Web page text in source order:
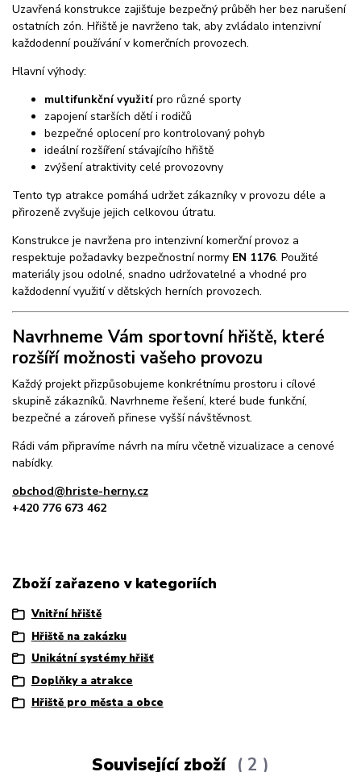
Uzavřená konstrukce zajišťuje bezpečný průběh her bez narušení
ostatních zón. Hřiště je navrženo tak, aby zvládalo intenzivní
každodenní používání v komerčních provozech.
Hlavní výhody:
multifunkční využitípro různé sporty
zapojení starších dětí i rodičů
bezpečné oplocení pro kontrolovaný pohyb
ideální rozšíření stávajícího hřiště
zvýšení atraktivity celé provozovny
Tento typ atrakce pomáhá udržet zákazníky v provozu déle a
přirozeně zvyšuje jejich celkovou útratu.
Konstrukce je navržena pro intenzivní komerční provoz a
respektuje požadavky bezpečnostní normy EN 1176. Použité
materiály jsou odolné, snadno udržovatelné a vhodné pro
každodenní využití v dětských herních provozech.
Navrhneme Vám sportovní hřiště, které
rozšíří možnosti vašeho provozu
Každý projekt přizpůsobujeme konkrétnímu prostoru i cílové
skupině zákazníků. Navrhneme řešení, které bude funkční,
bezpečné a zároveň přinese vyšší návštěvnost.
Rádi vám připravíme návrh na míru včetně vizualizace a cenové
nabídky.
obchod@hriste-herny.cz
+420 776 673 462
Zboží zařazeno v kategoriích
Vnitřní hřiště
Hřiště na zakázku
Unikátní systémy hřišť
Doplňky a atrakce
Hřiště pro města a obce
Související zboží 2